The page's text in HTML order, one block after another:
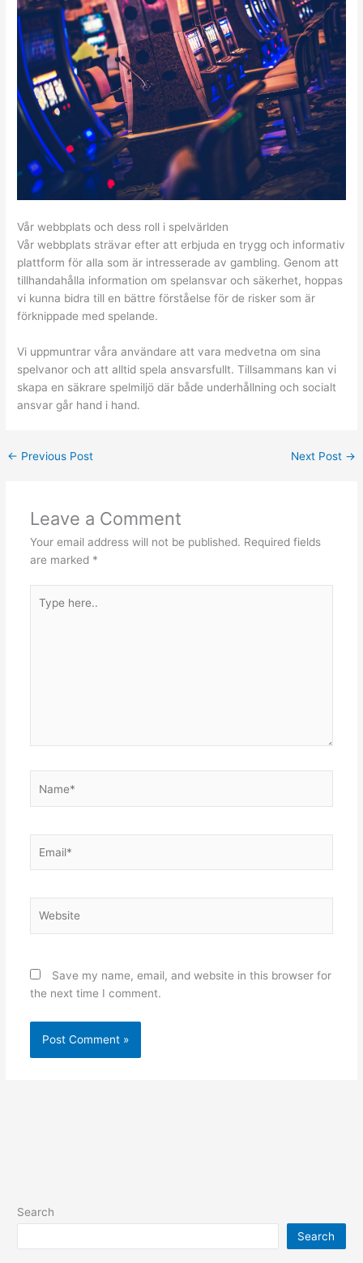
Vår webbplats och dess roll i spelvärlden
Vår webbplats strävar efter att erbjuda en trygg och informativ
plattform för alla som är intresserade av gambling. Genom att
tillhandahålla information om spelansvar och säkerhet, hoppas
vi kunna bidra till en bättre förståelse för de risker som är
förknippade med spelande.
Vi uppmuntrar våra användare att vara medvetna om sina
spelvanor och att alltid spela ansvarsfullt. Tillsammans kan vi
skapa en säkrare spelmiljö där både underhållning och socialt
ansvar går hand i hand.
← Previous Post Next Post →
Leave a Comment
Your email address will not be published. Required fields
are marked *
here..
Save my name, email, and website in this browser for
the next time I comment.
Search
Search